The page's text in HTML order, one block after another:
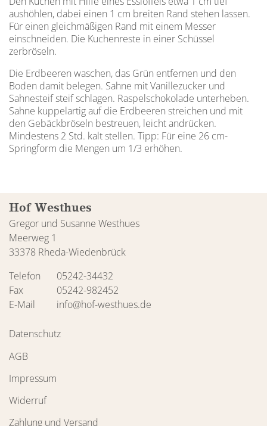
aushöhlen, dabei einen 1 cm breiten Rand stehen lassen.
Für einen gleichmäßigen Rand mit einem Messer
einschneiden. Die Kuchenreste in einer Schüssel
zerbröseln.
Die Erdbeeren waschen, das Grün entfernen und den
Boden damit belegen. Sahne mit Vanillezucker und
Sahnesteif steif schlagen. Raspelschokolade unterheben.
Sahne kuppel­artig auf die Erdbeeren streichen und mit
den Gebäckbröseln bestreuen, leicht andrücken.
Mindestens 2 Std. kalt stellen. Tipp: Für eine 26 cm-
Springform die Mengen um 1/3 erhöhen.
Hof Westhues
Gregor und Susanne Westhues
Meerweg 1
33378 Rheda-Wiedenbrück
Telefon
05242-34432
Fax
05242-982452
E-Mail
info@hof-westhues.de
Datenschutz
AGB
Impressum
Widerruf
Zahlung und Versand